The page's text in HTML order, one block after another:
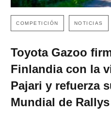
COMPETICIÓN NOTICIAS
Toyota Gazoo
Finlandia con la
Pajari y refuerza
Mundial de Rallys